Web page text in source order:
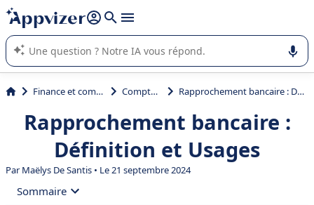
répondre (plusieurs lignes avec
L'IA de Appvizer vous guide dans l'utilisation ou la sélection de
logiciel SaaS en entreprise.
Finance et comptabilité Comptabilité Rapprochement bancaire : Définition et Usages
Rapprochement bancaire :
Définition et Usages
ParMaëlys De Santis • Le 21 septembre 2024
Sommaire